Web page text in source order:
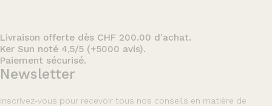
Livraison offerte dès CHF 200.00 d'achat.
Ker Sun noté 4,5/5 (+5000 avis).
Paiement sécurisé.
Newsletter
Inscrivez-vous pour recevoir tous nos conseils en matière de